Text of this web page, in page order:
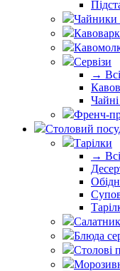
Чайники
Сервізи
→ Всі
Чайні
Френч-
Столовий
Тарілки
→
Блюда
Столові